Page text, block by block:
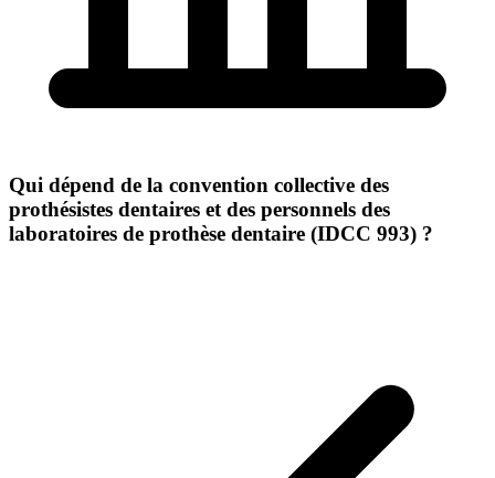
Qui dépend de la convention collective des
prothésistes dentaires et des personnels des
laboratoires de prothèse dentaire (IDCC 993) ?